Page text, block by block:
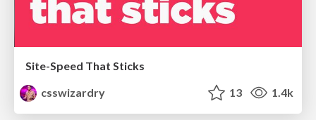
Site-Speed That Sticks
csswizardry
13 1.4k